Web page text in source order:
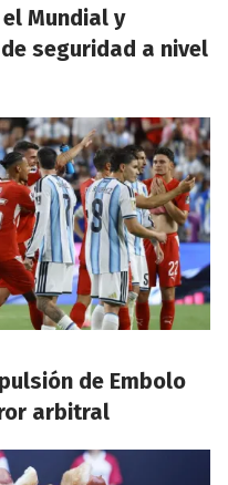
Mundial y
seguridad a nivel
de Embolo
arbitral